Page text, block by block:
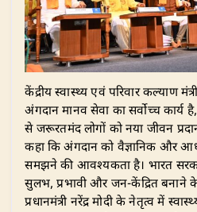
​केंद्रीय स्वास्थ्य एवं परिवार कल्याण
अंगदान मानव सेवा का सर्वाेच्च
से जरूरतमंद लोगों को नया जीवन
कहा कि अंगदान को वैज्ञानिक और
समझने की आवश्यकता है। भारत
सुलभ, प्रभावी और जन-केंद्रित बनाने के
प्रधानमंत्री नरेंद्र मोदी के नेतृत्व में